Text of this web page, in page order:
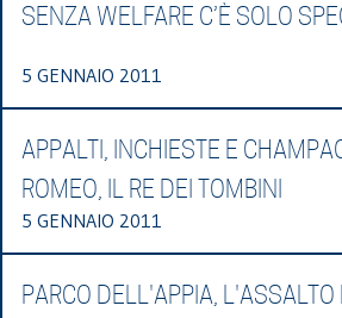
SENZA WELFARE C’È SOLO
5 GENNAIO 2011
APPALTI, INCHIESTE E
ROMEO, IL RE DEI TOMBINI
5 GENNAIO 2011
PARCO DELL'APPIA, L'ASSALTO